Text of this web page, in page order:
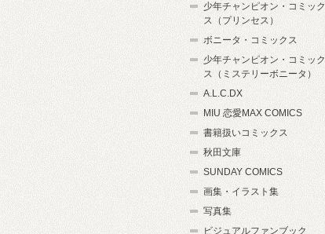
少年チャンピオン・コミック
ス（プリンセス）
ボニータ・コミックス
少年チャンピオン・コミック
ス（ミステリーボニータ）
A.L.C.DX
MIU 恋愛MAX COMICS
書籍扱いコミックス
秋田文庫
SUNDAY COMICS
画集・イラスト集
写真集
ビジュアルファンブック